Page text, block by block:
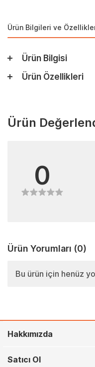
Ürün Bilgileri ve
Ürün Bilgisi
Ürün Özellikleri
Ürün
0
Ürün Yorumları (0)
Bu ürün için henüz
Hakkımızda
Satıcı Ol